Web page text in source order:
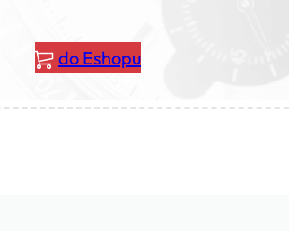
do Eshopu